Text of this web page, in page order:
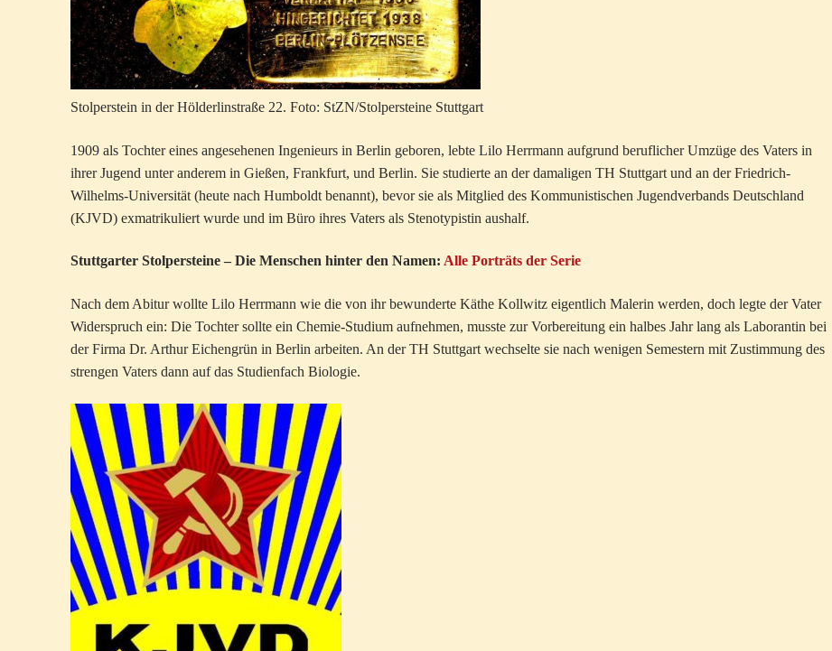
Stolperstein in der Hölderlinstraße 22. Foto: StZN/Stolpersteine Stuttgart
1909 als Tochter eines angesehenen Ingenieurs in Berlin geboren, lebte Lilo Herrmann aufgrund beruflicher Umzüge des Vaters in
ihrer Jugend unter anderem in Gießen, Frankfurt, und Berlin. Sie studierte an der damaligen TH Stuttgart und an der Friedrich-
Wilhelms-Universität (heute nach Humboldt benannt), bevor sie als Mitglied des Kommunistischen Jugendverbands Deutschland
(KJVD) exmatrikuliert wurde und im Büro ihres Vaters als Stenotypistin aushalf.
Stuttgarter Stolpersteine – Die Menschen hinter den Namen: Alle Porträts der Serie
Nach dem Abitur wollte Lilo Herrmann wie die von ihr bewunderte Käthe Kollwitz eigentlich Malerin werden, doch legte der Vater
Widerspruch ein: Die Tochter sollte ein Chemie-Studium aufnehmen, musste zur Vorbereitung ein halbes Jahr lang als Laborantin bei
der Firma Dr. Arthur Eichengrün in Berlin arbeiten. An der TH Stuttgart wechselte sie nach wenigen Semestern mit Zustimmung des
strengen Vaters dann auf das Studienfach Biologie.